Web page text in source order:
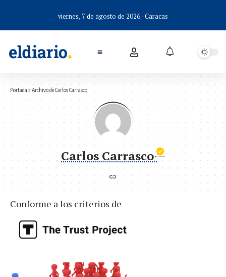
viernes, 7 de agosto de 2026 - Caracas
Portada » Archivo de Carlos Carrasco
Carlos Carrasco
Conforme a los criterios de